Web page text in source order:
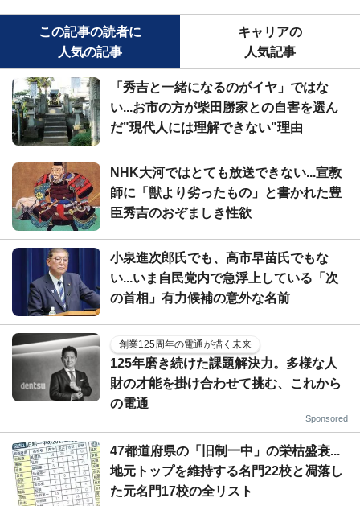
この記事の読者に
人気の記事
キャリアの
人気記事
「秀吉と一緒になるのがイヤ」ではな
い...お市の方が柴田勝家との自害を選ん
だ"現代人には理解できない"理由
NHK大河ではとても放送できない...宣教
師に「獣より劣ったもの」と書かれた豊
臣秀吉のおぞましき性欲
小泉進次郎氏でも、高市早苗氏でもな
い...いま自民党内で急浮上している「次
の首相」有力候補の意外な名前
創業125周年の電通が描く未来
125年磨き続けた課題解決力。多様な人
財の才能を掛け合わせて挑む、これから
の電通
Sponsored
47都道府県の「旧制一中」の栄枯盛衰...
地元トップを維持する名門22校と凋落し
た元名門17校の全リスト